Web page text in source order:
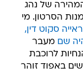
של נהג
הסרטון. מי
סקוט דין,
מעבר
לרוכבת
באפוד זוהר